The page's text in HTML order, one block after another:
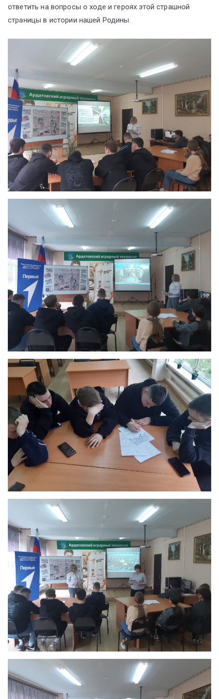
ответить на вопросы о ходе и героях этой страшной
страницы в истории нашей Родины.